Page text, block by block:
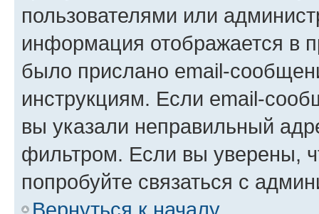
пользователями или
информация отображается в
было прислано email-
инструкциям. Если email-
вы указали неправильный
фильтром. Если вы уверены,
попробуйте связаться с
Вернуться к началу